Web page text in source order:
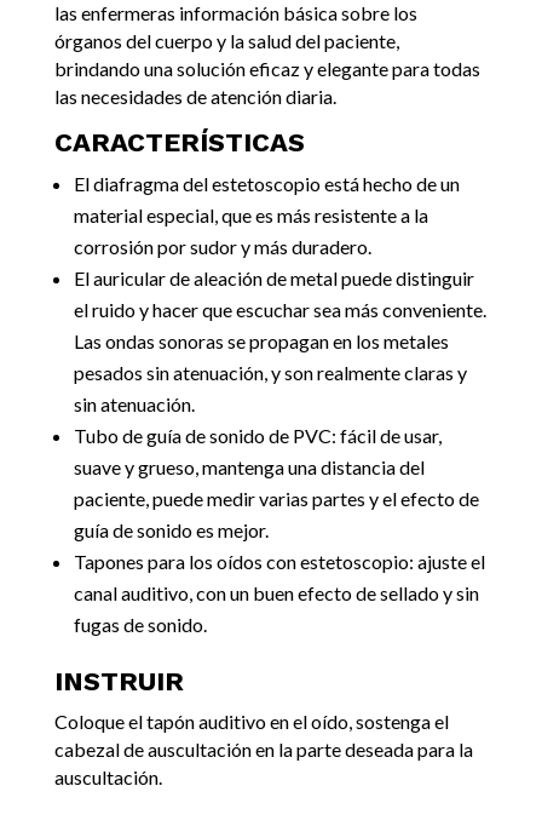
las enfermeras información básica sobre los
órganos del cuerpo y la salud del paciente,
brindando una solución eficaz y elegante para todas
las necesidades de atención diaria.
CARACTERÍSTICAS
El diafragma del estetoscopio está hecho de un
material especial, que es más resistente a la
corrosión por sudor y más duradero.
El auricular de aleación de metal puede distinguir
el ruido y hacer que escuchar sea más conveniente.
Las ondas sonoras se propagan en los metales
pesados ​​sin atenuación, y son realmente claras y
sin atenuación.
Tubo de guía de sonido de PVC: fácil de usar,
suave y grueso, mantenga una distancia del
paciente, puede medir varias partes y el efecto de
guía de sonido es mejor.
Tapones para los oídos con estetoscopio: ajuste el
canal auditivo, con un buen efecto de sellado y sin
fugas de sonido.
INSTRUIR
Coloque el tapón auditivo en el oído, sostenga el
cabezal de auscultación en la parte deseada para la
auscultación.